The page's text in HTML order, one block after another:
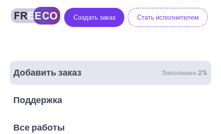
Создать заказ Стать исполнителем
Добавить заказ Заполнено 2%
Поддержка
Все работы